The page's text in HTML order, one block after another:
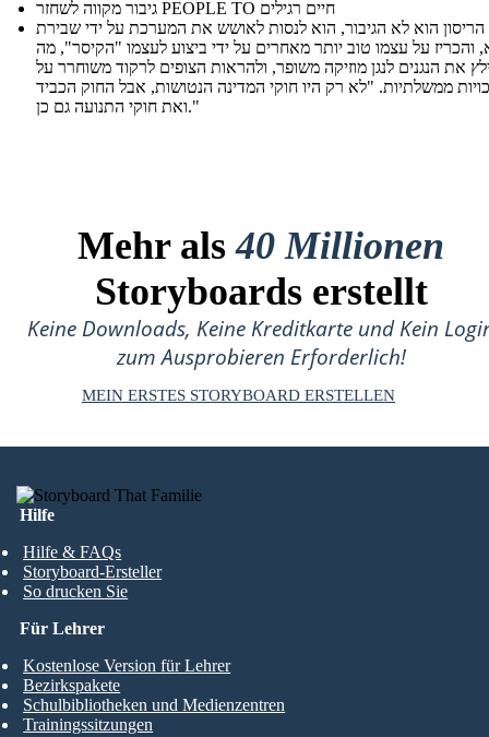
גיבור מקווה לשחזר PEOPLE TO חיים רגילים
הריסון הוא לא הגיבור, הוא לנסות לאושש את המערכת על ידי שבירת
והכריז על עצמו טוב יותר מאחרים על ידי ביצוע לעצמו "הקיסר", מה
את הנגנים לנגן מוזיקה משופר, ולהראות הצופים לרקוד משוחרר על
ממשלתיות. "לא רק היו חוקי המדינה הנטושות, אבל החוק הכביד
ואת חוקי התנועה גם כן."
Mehr als40 Millionen
Storyboards erstellt
Keine Downloads, Keine Kreditkarte und Kein
zum Ausprobieren Erforderlich!
MEIN ERSTES STORYBOARD ERSTELLEN
Hilfe
Hilfe & FAQs
Storyboard-Ersteller
So drucken Sie
Für Lehrer
Kostenlose Version für Lehrer
Bezirkspakete
Schulbibliotheken und Medienzentren
Trainingssitzungen